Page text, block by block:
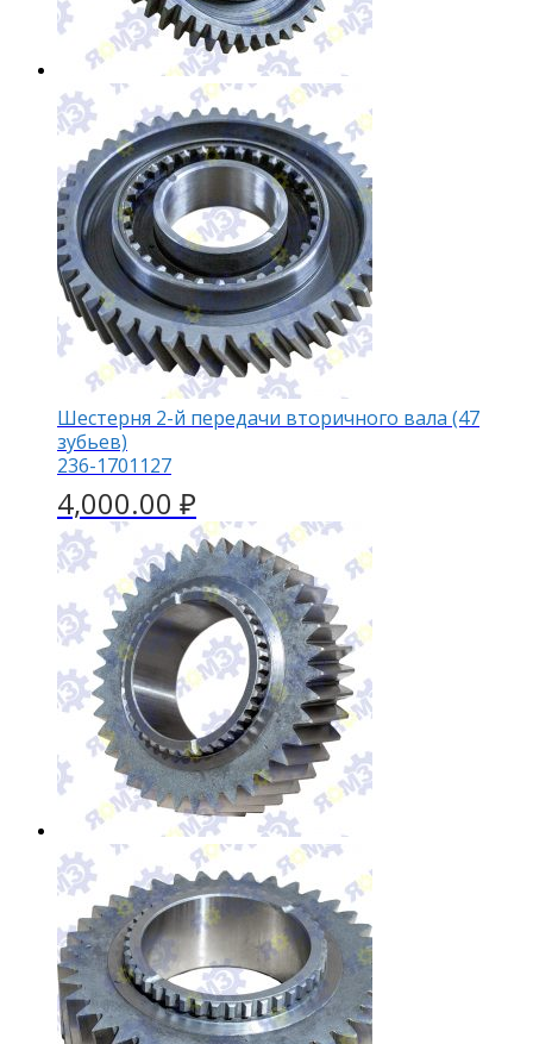
Шестерня 2-й передачи вторичного вала (47
зубьев)
236-1701127
4,000.00 ₽